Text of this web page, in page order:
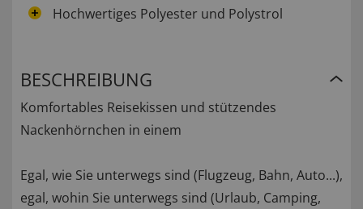
Hochwertiges Polyester und Polystrol
BESCHREIBUNG
Komfortables Reisekissen und stützendes
Nackenhörnchen in einem
Egal, wie Sie unterwegs sind (Flugzeug, Bahn, Auto...),
egal, wohin Sie unterwegs sind (Urlaub, Camping,